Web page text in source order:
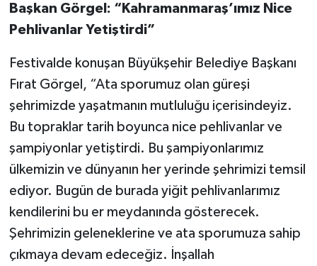
Başkan Görgel: “Kahramanmaraş’ımız Nice
Pehlivanlar Yetiştirdi”
Festivalde konuşan Büyükşehir Belediye Başkanı
Fırat Görgel, “Ata sporumuz olan güreşi
şehrimizde yaşatmanın mutluluğu içerisindeyiz.
Bu topraklar tarih boyunca nice pehlivanlar ve
şampiyonlar yetiştirdi. Bu şampiyonlarımız
ülkemizin ve dünyanın her yerinde şehrimizi temsil
ediyor. Bugün de burada yiğit pehlivanlarımız
kendilerini bu er meydanında gösterecek.
Şehrimizin geleneklerine ve ata sporumuza sahip
çıkmaya devam edeceğiz. İnşallah